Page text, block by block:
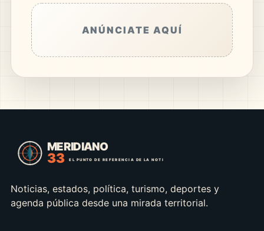
ANÚNCIATE AQUÍ
Noticias, estados, política, turismo, deportes y
agenda pública desde una mirada territorial.